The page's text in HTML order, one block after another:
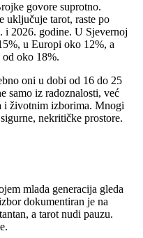
govore suprotno.
uključuje tarot, raste po
i 2026. godine. U Sjevernoj
u Europi oko 12%, a
od oko 18%.
oni u dobi od 16 do 25
samo iz radoznalosti, već
i životnim izborima. Mnogi
nekritičke prostore.
mlada generacija gleda
dokumentiran je na
a tarot nudi pauzu.